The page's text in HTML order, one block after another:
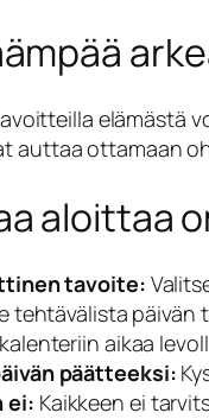
elämästä
auttaa ottamaan
aloittaa
tavoite:
tehtävälista päivän
aikaa
päätteeksi:
ei: Kaikkeen ei